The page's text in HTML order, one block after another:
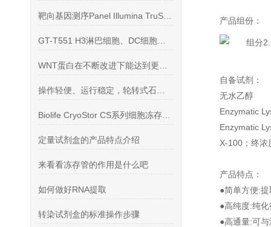
定量试剂盒的产品特点介绍
来看看冻存管的作用是什么吧
如何做好RNA提取
转染试剂盒的标准操作步骤
产品组份：
自备试剂：
无水乙醇
Enzymatic
Enzymatic
X-100；终浓
产品特点：
●简单方便:
●高纯度:纯
●高通量:可